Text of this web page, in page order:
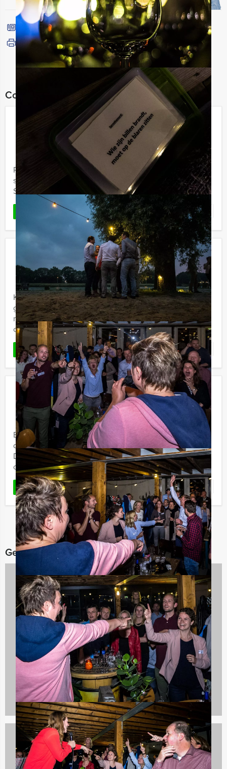
Bel mij terug
Bekijk printbare versie
Combineer dit uitje met:
Sherlock Holmes Tablet Game in
Delft
Vanaf p.p. excl. BTW
Vanaf 12 personen ‐ 2 uur en 30 minuten
Prinsenstad Events heeft een gezellig virtueel detective
spel voor jullie ontwikkeld! Jullie gaan als een echt
Sherlock Holmes team kris kras door de stad met ...
LEES MEER Favoriet
Empire City Tablet Game in Delft
Vanaf € 27,50 p.p. excl. BTW
Vanaf 12 personen ‐ 2 uur en 30 minuten
Kom in Delft kennis maken met de Empire City Tablet
game van Prinsenstad Events. Deze tablet game in een
modern, uitdagend en virtueel spel, waar teambuilding
centraal staat.
LEES MEER Favoriet
Fietspuzzeltocht in Delft
Vanaf€ 34,50 p.p. excl. BTW
Vanaf 12 personen ‐ 3 uur
Bent u een groepsuitje aan het organiseren? Geniet van
deze gezellige fietspuzzeltocht kris kras door hartje
Delft en omgeving. Jullie gaan op pad in teams van
ongeveer 8 ...
LEES MEER Favoriet
Gerelateerde categorieën
Quizzes
24 uitjes